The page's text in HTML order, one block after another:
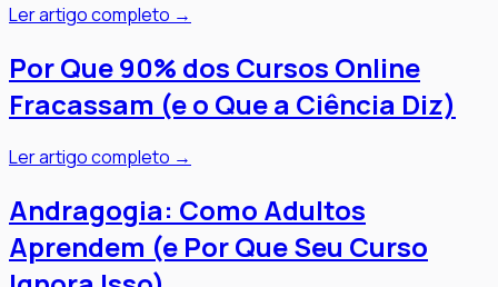
Ler artigo completo →
Por Que 90% dos Cursos Online
Fracassam (e o Que a Ciência Diz)
Ler artigo completo →
Andragogia: Como Adultos
Aprendem (e Por Que Seu Curso